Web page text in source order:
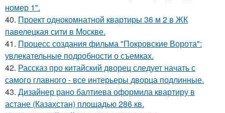
номер 1".
40. Проект однокомнатной квартиры 36 м 2 в ЖК
павелецкая сити в Москве.
41. Процесс создания фильма "Покровские Ворота":
увлекательные подробности о съемках.
42. Рассказ про китайский дворец следует начать с
самого главного - все интерьеры дворца подлинные.
43. Дизайнер рано балтиева оформила квартиру в
астане (Казахстан) площадью 286 кв.